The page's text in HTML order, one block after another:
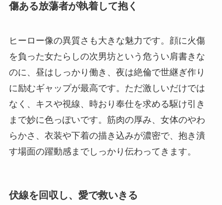
傷ある放蕩者が執着して抱く
ヒーロー像の異質さも大きな魅力です。顔に火傷
を負った女たらしの次男坊という危うい肩書きな
のに、昼はしっかり働き、夜は絶倫で世継ぎ作り
に励むギャップが最高です。ただ激しいだけでは
なく、キスや視線、時おり奉仕を求める駆け引き
まで妙に色っぽいです。筋肉の厚み、女体のやわ
らかさ、衣装や下着の描き込みが濃密で、抱き潰
す場面の躍動感までしっかり伝わってきます。
伏線を回収し、愛で救いきる